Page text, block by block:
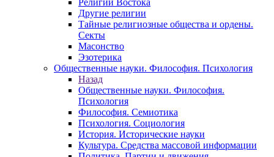
Религии Востока
Другие религии
Тайные религиозные общества и ордены.
Секты
Масонство
Эзотерика
Общественные науки. Философия. Психология
Назад
Общественные науки. Философия.
Психология
Философия. Семиотика
Психология. Социология
История. Исторические науки
Культура. Средства массовой информации